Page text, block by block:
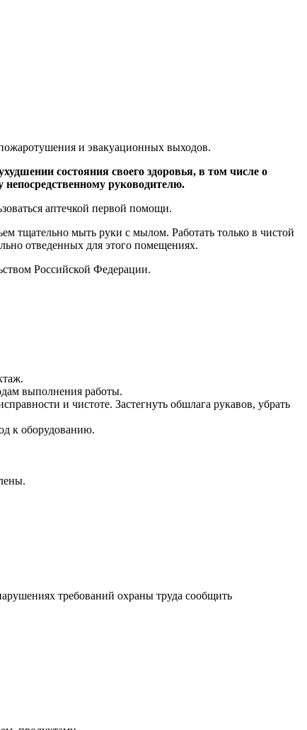
и эвакуационных выходов.
состояния своего здоровья, в том числе о
непосредственному руководителю.
аптечкой первой помощи.
тщательно мыть руки с мылом. Работать только в чистой
отведенных для этого помещениях.
Российской Федерации.
выполнения работы.
и чистоте. Застегнуть обшлага рукавов, убрать
к оборудованию.
требований охраны труда сообщить